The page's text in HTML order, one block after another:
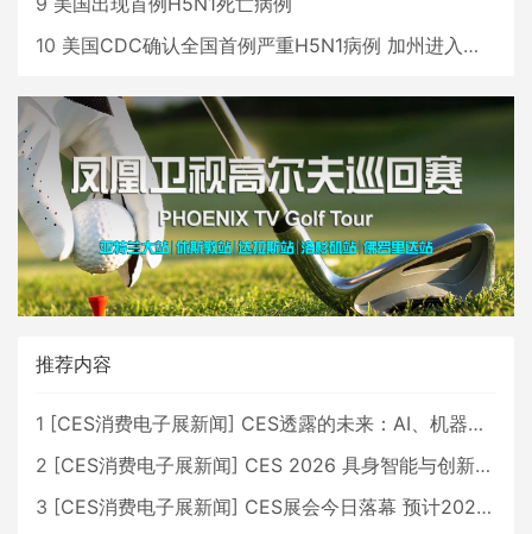
10 美国CDC确认全国首例严重H5N1病例 加州进入紧急状态
推荐内容
1 [CES消费电子展新闻] CES透露的未来：AI、机器人与智能生活大爆发
2 [CES消费电子展新闻] CES 2026 具身智能与创新领域 中国公司大放异彩
3 [CES消费电子展新闻] CES展会今日落幕 预计2026行业收入将超五千亿美元